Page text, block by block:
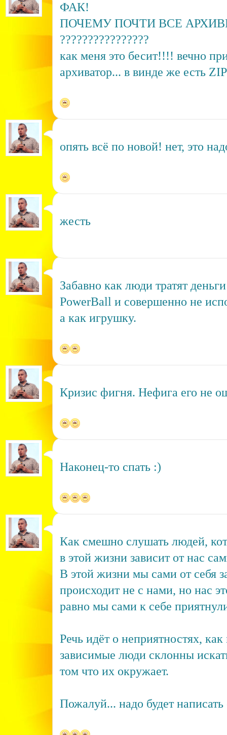
ФАК!
ПОЧЕМУ ПОЧТИ ВСЕ
????????????????
как меня это бесит!!!! вечно
архиватор... в винде же есть
опять всё по новой! нет, это
жесть
Забавно как люди тратят
PowerBall и совершенно не
а как игрушку.
Кризис фигня. Нефига его не
Наконец-то спать :)
Как смешно слушать людей,
в этой жизни зависит от нас
В этой жизни мы сами от себя
происходит не с нами, но нас
равно мы сами к себе
Речь идёт о неприятностях,
зависимые люди склонны
том что их окружает.
Пожалуй... надо будет написать